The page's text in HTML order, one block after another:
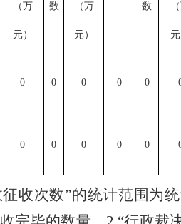
（万
元）
数 （万
元）
数
0 0 0 0 0
0 0 0 0 0
征收次数”的统计范围为